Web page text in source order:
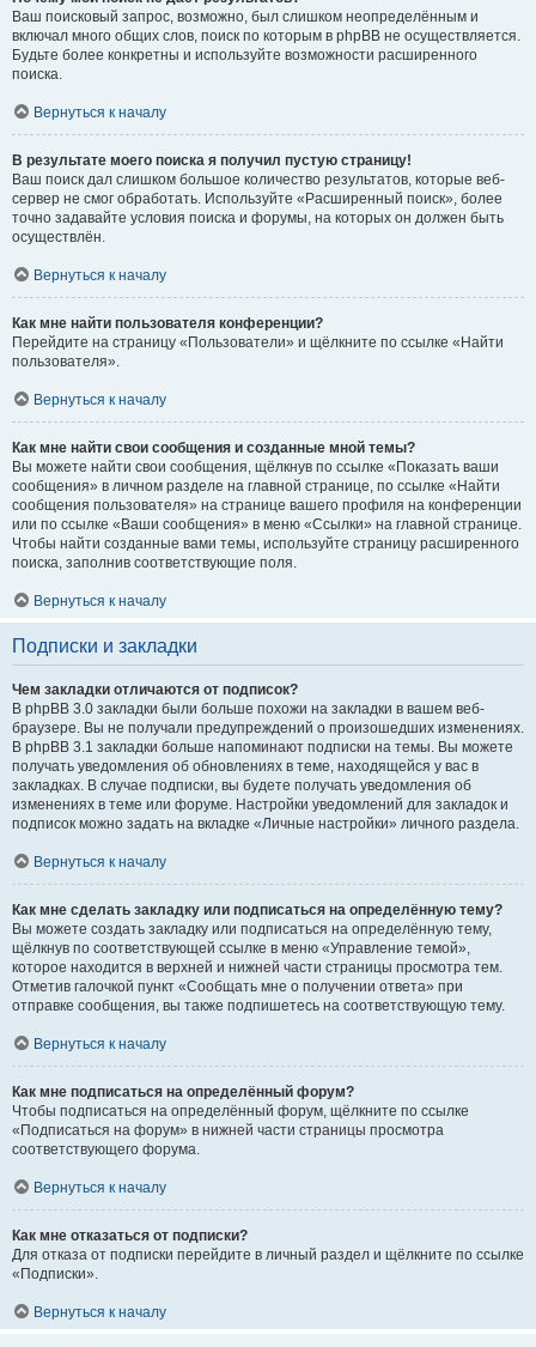
Ваш поисковый запрос, возможно, был слишком неопределённым и
включал много общих слов, поиск по которым в phpBB не осуществляется.
Будьте более конкретны и используйте возможности расширенного
поиска.
Вернуться к началу
В результате моего поиска я получил пустую страницу!
Ваш поиск дал слишком большое количество результатов, которые веб-
сервер не смог обработать. Используйте «Расширенный поиск», более
точно задавайте условия поиска и форумы, на которых он должен быть
осуществлён.
Вернуться к началу
Как мне найти пользователя конференции?
Перейдите на страницу «Пользователи» и щёлкните по ссылке «Найти
пользователя».
Вернуться к началу
Как мне найти свои сообщения и созданные мной темы?
Вы можете найти свои сообщения, щёлкнув по ссылке «Показать ваши
сообщения» в личном разделе на главной странице, по ссылке «Найти
сообщения пользователя» на странице вашего профиля на конференции
или по ссылке «Ваши сообщения» в меню «Ссылки» на главной странице.
Чтобы найти созданные вами темы, используйте страницу расширенного
поиска, заполнив соответствующие поля.
Вернуться к началу
Подписки и закладки
Чем закладки отличаются от подписок?
В phpBB 3.0 закладки были больше похожи на закладки в вашем веб-
браузере. Вы не получали предупреждений о произошедших изменениях.
В phpBB 3.1 закладки больше напоминают подписки на темы. Вы можете
получать уведомления об обновлениях в теме, находящейся у вас в
закладках. В случае подписки, вы будете получать уведомления об
изменениях в теме или форуме. Настройки уведомлений для закладок и
подписок можно задать на вкладке «Личные настройки» личного раздела.
Вернуться к началу
Как мне сделать закладку или подписаться на определённую тему?
Вы можете создать закладку или подписаться на определённую тему,
щёлкнув по соответствующей ссылке в меню «Управление темой»,
которое находится в верхней и нижней части страницы просмотра тем.
Отметив галочкой пункт «Сообщать мне о получении ответа» при
отправке сообщения, вы также подпишетесь на соответствующую тему.
Вернуться к началу
Как мне подписаться на определённый форум?
Чтобы подписаться на определённый форум, щёлкните по ссылке
«Подписаться на форум» в нижней части страницы просмотра
соответствующего форума.
Вернуться к началу
Как мне отказаться от подписки?
Для отказа от подписки перейдите в личный раздел и щёлкните по ссылке
«Подписки».
Вернуться к началу